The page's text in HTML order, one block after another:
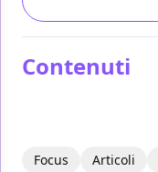
Contenuti
Focus Articoli